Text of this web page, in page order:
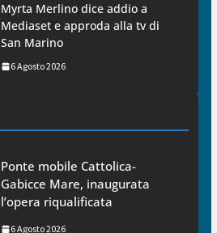
Myrta Merlino dice addio a
Mediaset e approda alla tv di
San Marino
6 Agosto 2026
Ponte mobile Cattolica-
Gabicce Mare, inaugurata
l’opera riqualificata
6 Agosto 2026